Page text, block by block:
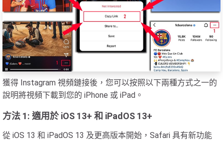
獲得 Instagram 視頻鏈接後，您可以按照以下兩種方式之一的
說明將視頻下載到您的 iPhone 或 iPad。
方法 1: 適用於 iOS 13+ 和 iPadOS 13+
從 iOS 13 和 iPadOS 13 及更高版本開始，Safari 具有新功能